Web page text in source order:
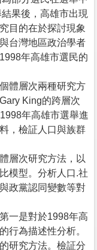
果後，高雄市出現
目的在於探討現象
台灣地區政治學者
年高雄市選民的
體層次兩種研究方
King的跨層次
年高雄市選舉進
，檢証人口與族群
層次研究方法，以
模型。分析人口.社
政黨認同變數等對
一是對於1998年高
行為描述性分析。
研究方法。檢証分